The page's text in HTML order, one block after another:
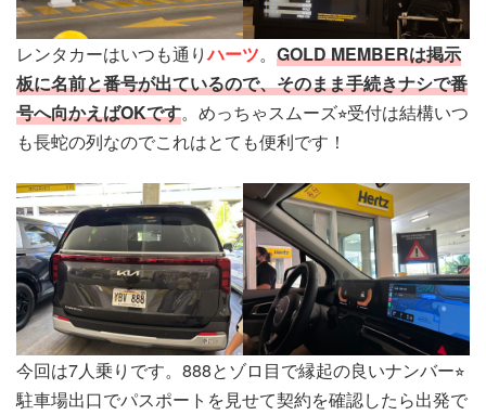
レンタカーはいつも通りハーツ。 GOLD MEMBERは掲示
板に名前と番号が出ているので、そのまま手続きナシで番
号へ向かえばOKです。めっちゃスムーズ⭐︎受付は結構いつ
も長蛇の列なのでこれはとても便利です！
今回は7人乗りです。888とゾロ目で縁起の良いナンバー⭐︎
駐車場出口でパスポートを見せて契約を確認したら出発で